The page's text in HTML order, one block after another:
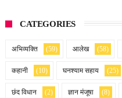
CATEGORIES
अभिव्यक्ति (59) आलेख (58)
कहानी (10) घनश्याम सहाय (25)
छंद विधान (2) ज्ञान मंजूषा (8)